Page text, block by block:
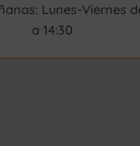
Lunes-Viernes
a 14:30